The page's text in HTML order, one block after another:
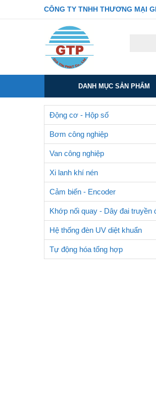
CÔNG TY TNHH THƯƠNG MẠI
DANH MỤC SẢN PHẨM
Động cơ - Hộp số
Bơm công nghiệp
Van công nghiệp
Xi lanh khí nén
Cảm biến - Encoder
Khớp nối quay - Dây đai truyền
Hệ thống đèn UV diệt khuẩn
Tự động hóa tổng hợp